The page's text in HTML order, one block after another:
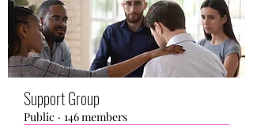
Support Group
Public · 146 members